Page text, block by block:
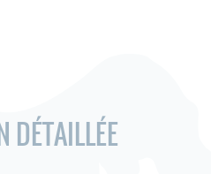
DÉTAILLÉE